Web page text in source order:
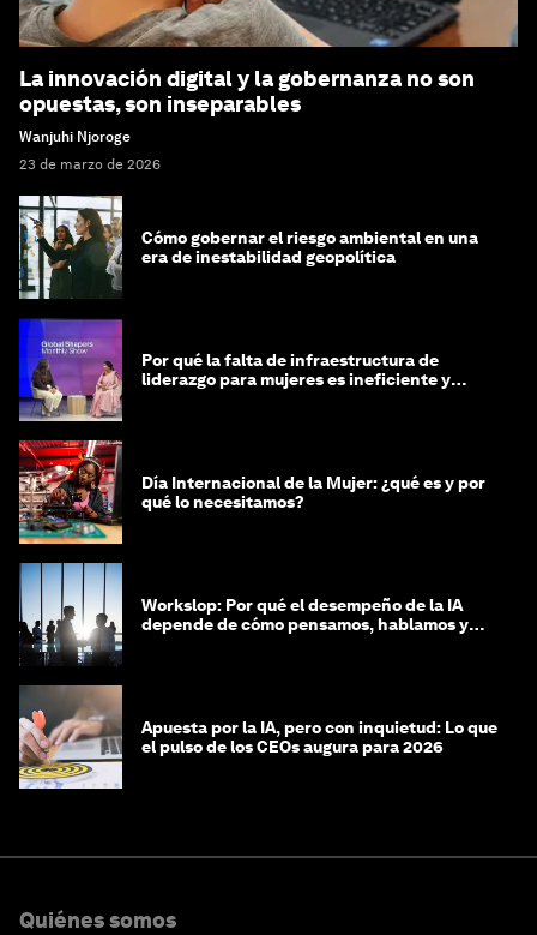
La innovación digital y la gobernanza no son
opuestas, son inseparables
Wanjuhi Njoroge
23 de marzo de 2026
Cómo gobernar el riesgo ambiental en una
era de inestabilidad geopolítica
Por qué la falta de infraestructura de
liderazgo para mujeres es ineficiente y
Día Internacional de la Mujer: ¿qué es y por
qué lo necesitamos?
Workslop: Por qué el desempeño de la IA
depende de cómo pensamos, hablamos y
Apuesta por la IA, pero con inquietud: Lo que
el pulso de los CEOs augura para 2026
Quiénes somos